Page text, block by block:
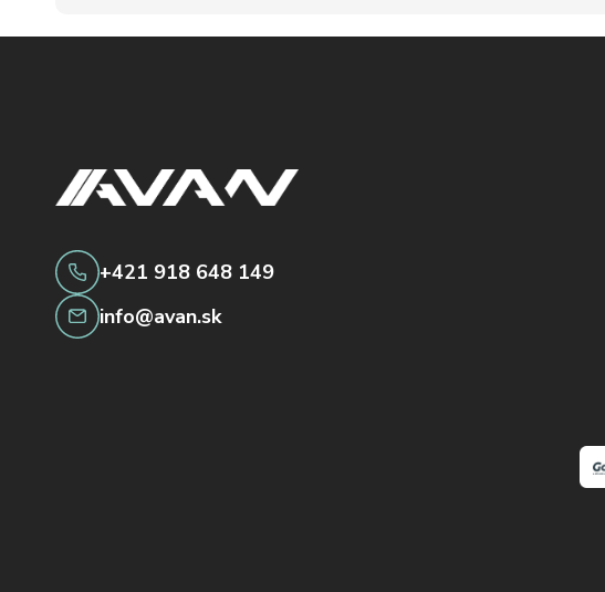
+421 918 648 149
info@avan.sk